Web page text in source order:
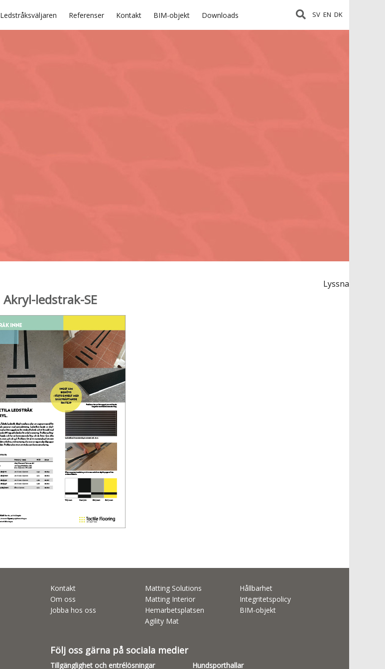
Ledstråksväljaren Referenser Kontakt BIM-objekt Downloads SV EN DK
Lyssna
Akryl-ledstrak-SE
Kontakt
Om oss
Jobba hos oss
Matting Solutions
Matting Interior
Hemarbetsplatsen
Agility Mat
Hållbarhet
Integritetspolicy
BIM-objekt
Följ oss gärna på sociala medier
Tillgänglighet och entrélösningar Hundsporthallar